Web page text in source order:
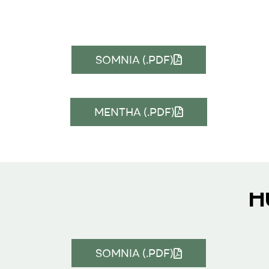
SOMNIA (.PDF)
MENTHA (.PDF)
SOMNIA (.PDF)